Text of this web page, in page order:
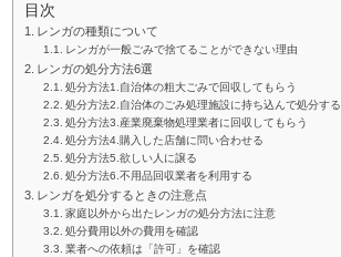
目次
レンガの種類について
レンガが一般ごみで捨てることができない理由
レンガの処分方法6選
処分方法1.自治体の粗大ごみで回収してもらう
処分方法2.自治体のごみ処理施設に持ち込んで処分する
処分方法3.産業廃棄物処理業者に回収してもらう
処分方法4.購入した店舗に問い合わせる
処分方法5.欲しい人に譲る
処分方法6.不用品回収業者を利用する
レンガを処分するときの注意点
家庭以外から出たレンガの処分方法に注意
処分費用以外の費用を確認
業者への依頼は「許可」を確認